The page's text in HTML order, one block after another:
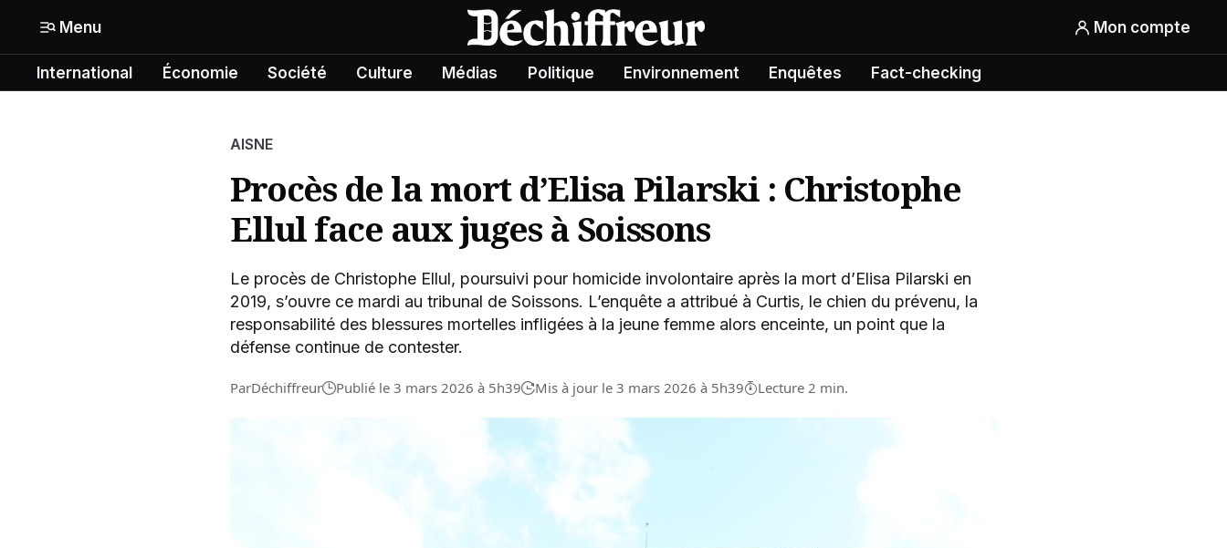
Menu Mon compte
International Économie Société Culture Médias Politique Environnement Enquêtes Fact-checking
Mon compte
N° Compte :
AISNE
Procès de la mort d’Elisa Pilarski : Christophe
Ellul face aux juges à Soissons
Le procès de Christophe Ellul, poursuivi pour homicide involontaire après la mort d’Elisa Pilarski en
2019, s’ouvre ce mardi au tribunal de Soissons. L’enquête a attribué à Curtis, le chien du prévenu, la
responsabilité des blessures mortelles infligées à la jeune femme alors enceinte, un point que la
défense continue de contester.
ParDéchiffreur Publié le 3 mars 2026 à 5h39 Mis à jour le 3 mars 2026 à 5h39 Lecture 2 min.